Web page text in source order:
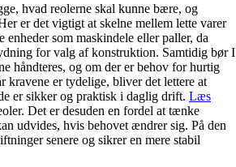
hvad reolerne skal kunne bære, og
er det vigtigt at skelne mellem lette varer
enheder som maskindele eller paller, da
for valg af konstruktion. Samtidig bør I
håndteres, og om der er behov for hurtig
kravene er tydelige, bliver det lettere at
er sikker og praktisk i daglig drift. Læs
Det er desuden en fordel at tænke
udvides, hvis behovet ændrer sig. På den
senere og sikrer en mere stabil